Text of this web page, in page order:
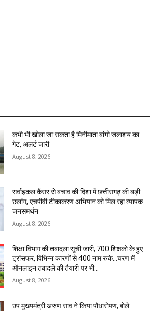
कभी भी खोला जा सकता है मिनीमाता बांगो जलाशय का
गेट, अलर्ट जारी
August 8, 2026
सर्वाइकल कैंसर से बचाव की दिशा में छत्तीसगढ़ की बड़ी
छलांग, एचपीवी टीकाकरण अभियान को मिल रहा व्यापक
जनसमर्थन
August 8, 2026
शिक्षा विभाग की तबादला सूची जारी, 700 शिक्षको के हुए
ट्रांसफर, विभिन्न कारणों से 400 नाम रुके…चरण में
ऑनलाइन तबादले की तैयारी पर भी...
August 8, 2026
उप मुख्यमंत्री अरुण साव ने किया पौधारोपण, बोले